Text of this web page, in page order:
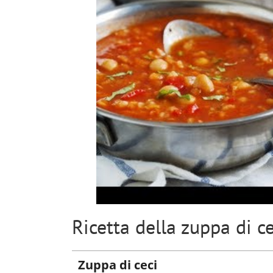
Ricetta della zuppa di
Zuppa di ceci